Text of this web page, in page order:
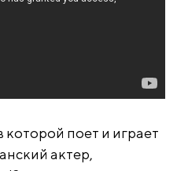
поет и играет
актер,